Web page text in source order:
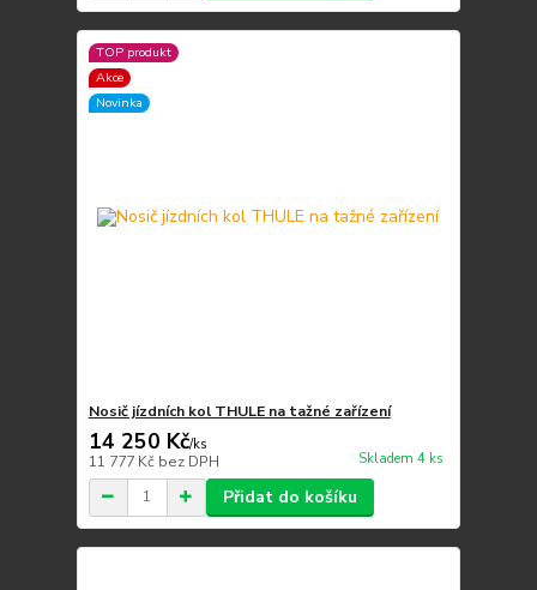
TOP produkt
Akce
Novinka
Nosič jízdních kol THULE na tažné zařízení
14 250 Kč/ks
11 777 Kč bez DPH Skladem 4 ks
Přidat do košíku